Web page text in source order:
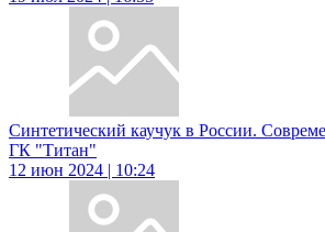
Синтетический каучук в России.
ГК "Титан"
12 июн 2024 | 10:24